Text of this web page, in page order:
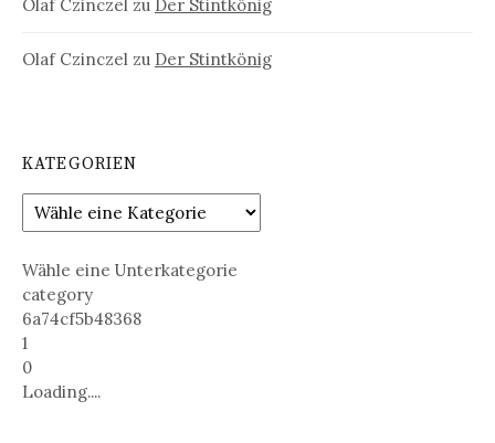
Olaf Czinczel zu Der Stintkönig
Olaf Czinczel zu Der Stintkönig
KATEGORIEN
Wähle eine Unterkategorie
category
6a74cf5b48368
1
0
Loading....